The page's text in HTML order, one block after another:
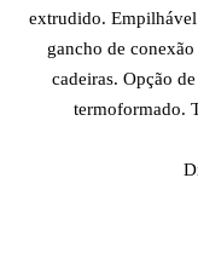
extrudido. Empilhável
gancho de
cadeiras. Opção
termoformado.